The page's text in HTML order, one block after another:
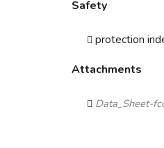
Safety
protection
Attachments
Data_Sheet-